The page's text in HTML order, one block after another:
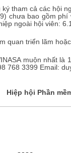
tham cả các hội
chưa bao gồm
ngoài hội viên:
quan triển lãm hoặc
muộn nhất là
768 3399 Email:
Hiệp hội Phần